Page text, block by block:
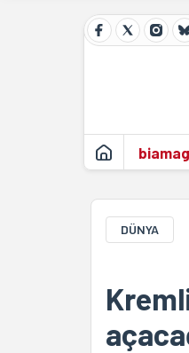
biamag
DÜNYA